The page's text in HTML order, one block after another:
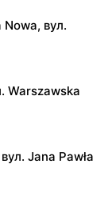
вул.
Warszawska
Jana Pawła